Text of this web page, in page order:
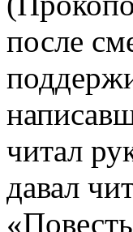
после
читал
давал